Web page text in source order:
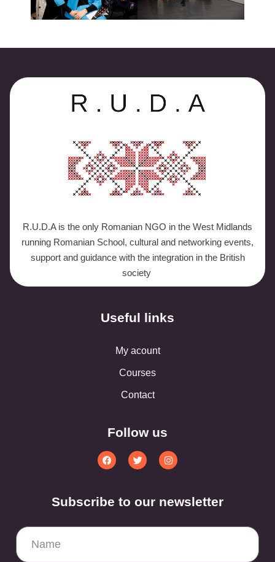
R.U.D.A is the only Romanian NGO in the West Midlands
running Romanian School, cultural and networking events,
support and guidance with the integration in the British
society
Useful links
My acount
Courses
Contact
Follow us
Subscribe to our newsletter